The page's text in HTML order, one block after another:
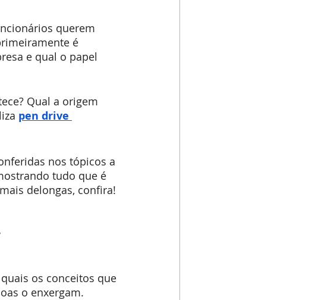
querem
é
e qual o papel
Qual a origem
pen drive
nos tópicos a
tudo que é
delongas, confira!
os conceitos que
o enxergam.